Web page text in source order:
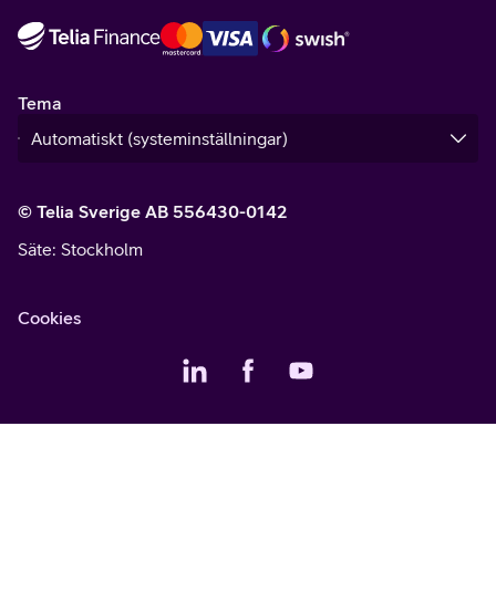
Tema
© Telia Sverige AB 556430-0142
Säte: Stockholm
Cookies